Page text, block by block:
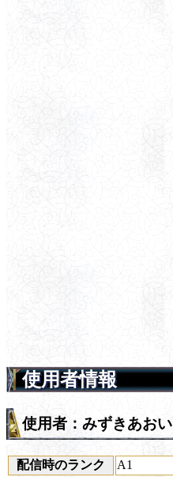
使用者情報
使用者：みずきあおい
配信時のランク
A1